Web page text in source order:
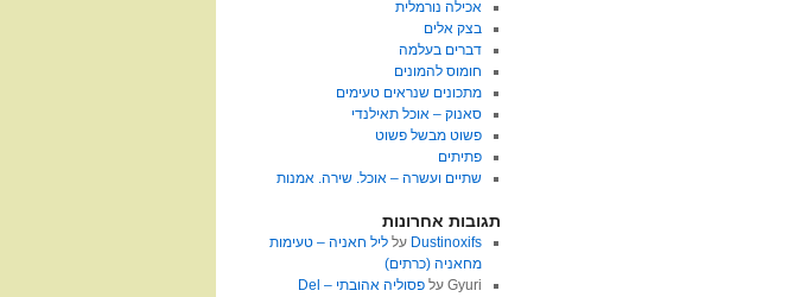
אכילה נורמלית
בצק אלים
דברים בעלמה
חומוס להמונים
מתכונים שנראים טעימים
סאנוק – אוכל תאילנדי
פשוט מבשל פשוט
פתיתים
שתיים ועשרה – אוכל. שירה. אמנות
תגובות אחרונות
Dustinoxifs על ליל חאניה – טעימות
מחאניה (כרתים)
Gyuriעל
פסוליה אהובתי – Del